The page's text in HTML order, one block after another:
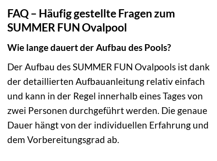
FAQ – Häufig gestellte Fragen zum
SUMMER FUN Ovalpool
Wie lange dauert der Aufbau des Pools?
Der Aufbau des SUMMER FUN Ovalpools ist dank
der detaillierten Aufbauanleitung relativ einfach
und kann in der Regel innerhalb eines Tages von
zwei Personen durchgeführt werden. Die genaue
Dauer hängt von der individuellen Erfahrung und
dem Vorbereitungsgrad ab.